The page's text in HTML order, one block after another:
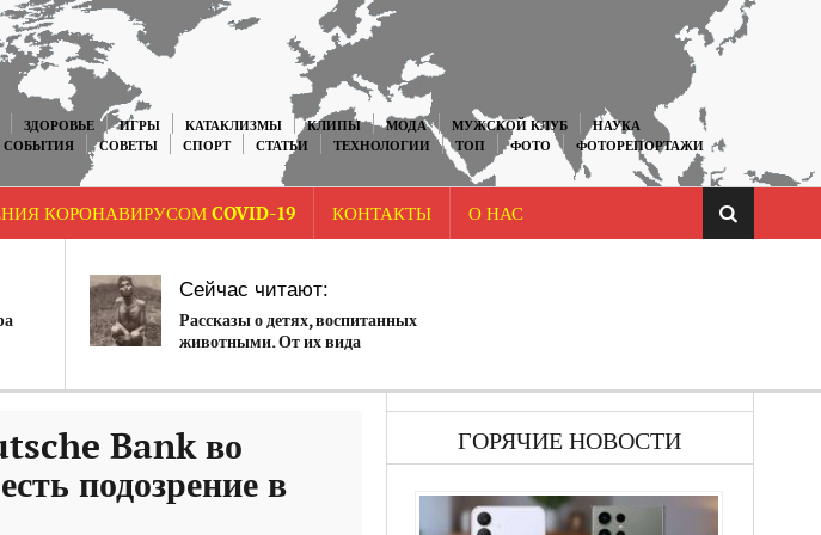
ЗДОРОВЬЕ ИГРЫ КАТАКЛИЗМЫ КЛИПЫ МОДА МУЖСКОЙ КЛУБ
НАУКА
СОБЫТИЯ СОВЕТЫ СПОРТ СТАТЬИ ТЕХНОЛОГИИ ТОП ФОТО
ФОТОРЕПОРТАЖИ
КОРОНАВИРУСОМ COVID-19 КОНТАКТЫ О НАС
Сейчас читают:
Рассказы о детях, воспитанных
животными. От их вида
Bank во
подозрение в
ГОРЯЧИЕ НОВОСТИ